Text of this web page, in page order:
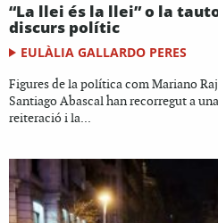
“La llei és la llei” o la
discurs polític
EULÀLIA GALLARDO PERES
Figures de la política com Mariano
Santiago Abascal han recorregut a
reiteració i la...